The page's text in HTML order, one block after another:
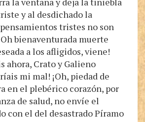
y al desdichado la
tristes no son
bienaventurada muerte
a los afligidos, viene!
ahora, Crato y Galieno
mi mal! ¡Oh, piedad de
en el plebérico corazón, por
de salud, no envíe el
con el del desastrado Píramo